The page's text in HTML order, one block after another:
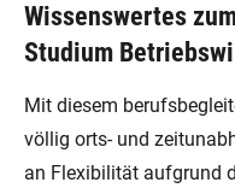
Wissenswertes
Studium
Mit diesem
völlig orts- und
an Flexibilität aufgrund